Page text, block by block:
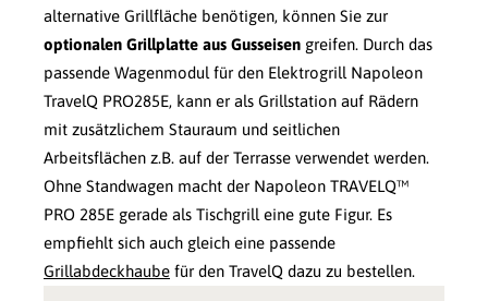
alternative Grillfläche benötigen, können Sie zur
optionalen Grillplatte aus Gusseisen greifen. Durch das
passende Wagenmodul für den Elektrogrill Napoleon
TravelQ PRO285E, kann er als Grillstation auf Rädern
mit zusätzlichem Stauraum und seitlichen
Arbeitsflächen z.B. auf der Terrasse verwendet werden.
Ohne Standwagen macht der Napoleon TRAVELQ™
PRO 285E gerade als Tischgrill eine gute Figur. Es
empfiehlt sich auch gleich eine passende
Grillabdeckhaube für den TravelQ dazu zu bestellen.